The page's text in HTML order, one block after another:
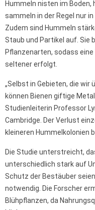
Hummeln nisten im Boden,
sammeln in der Regel nur
Zudem sind Hummeln
Staub und Partikel auf. Sie
Pflanzenarten, sodass
seltener erfolgt.
„Selbst in Gebieten, die
können Bienen giftige
Studienleiterin Professor
Cambridge. Der Verlust
kleineren Hummelkolonien
Die Studie unterstreicht,
unterschiedlich stark auf
Schutz der Bestäuber
notwendig. Die Forscher
Blühpflanzen, da